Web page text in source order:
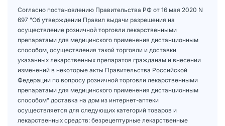
Согласно постановлению Правительства РФ от 16 мая 2020 N
697 "Об утверждении Правил выдачи разрешения на
осуществление розничной торговли лекарственными
препаратами для медицинского применения дистанционным
способом, осуществления такой торговли и доставки
указанных лекарственных препаратов гражданам и внесении
изменений в некоторые акты Правительства Российской
Федерации по вопросу розничной торговли лекарственными
препаратами для медицинского применения дистанционным
способом" доставка на дом из интернет-аптеки
осуществляется для следующих категорий товаров и
лекарственных средств: безрецептурные лекарственные